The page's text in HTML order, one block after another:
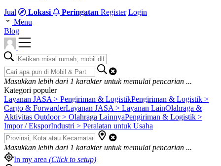
Jual
Lokasi Peringatan Register Login
Menu
Blog
Masukkan lebih dari 1 karakter untuk memulai pencarian ...
Kategori populer
Layanan JASA > Pengiriman & LogistikPengiriman & Logistik >
Cargo & ForwarderLayanan JASA > Layanan LainOlahraga &
Aktivitas Outdoor > Olahraga LainnyaPengiriman & Logistik >
Impor / EksporIndustri > Peralatan untuk Usaha
Masukkan lebih dari 1 karakter untuk memulai pencarian ...
In my area (Click to setup)